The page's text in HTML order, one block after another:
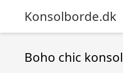
Konsolborde.dk
Boho chic